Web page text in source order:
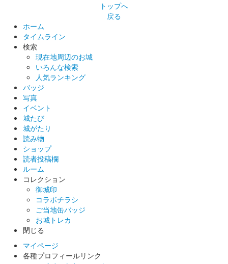
上山城 御城印
販売終了
上山城 御城印
販売終了
上山城 御城印
販売終了
上山城 御城印
販売終了
トップへ
戻る
ホーム
タイムライン
検索
現在地周辺のお城
いろんな検索
人気ランキング
バッジ
写真
イベント
城たび
城がたり
読み物
ショップ
読者投稿欄
ルーム
コレクション
御城印
コラボチラシ
ご当地缶バッジ
お城トレカ
閉じる
マイページ
各種プロフィールリンク